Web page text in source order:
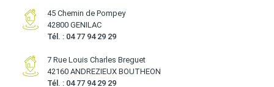
45 Chemin de Pompey
42800 GENILAC
Tél. : 04 77 94 29 29
7 Rue Louis Charles Breguet
42160 ANDREZIEUX BOUTHEON
Tél. : 04 77 94 29 29